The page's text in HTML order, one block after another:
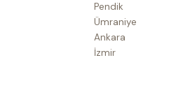
Pendik
Ümraniye
Ankara
İzmir